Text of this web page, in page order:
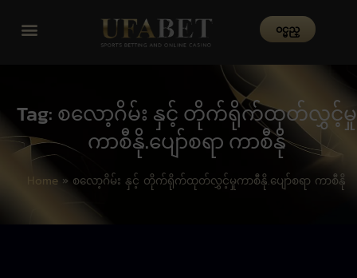
၀င္မည္
Tag: စလော့ဂိမ်း နှင့် တိုက်ရိုက်ထုတ်လွှင့်မှု
ကာစီနို.ပျော်စရာ ကာစီနို
Home » စလော့ဂိမ်း နှင့် တိုက်ရိုက်ထုတ်လွှင့်မှုကာစီနို.ပျော်စရာ ကာစီနို